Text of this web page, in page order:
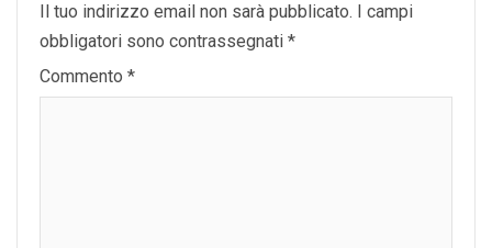
Il tuo indirizzo email non sarà pubblicato. I campi
obbligatori sono contrassegnati *
Commento *